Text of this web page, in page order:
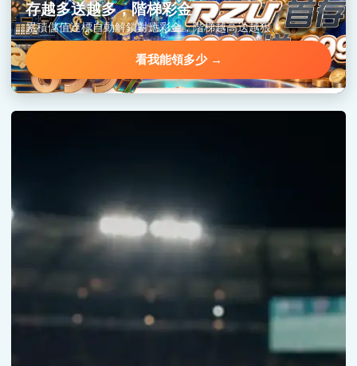
存越多送越多，階梯彩金
累積儲值達標自動解鎖對應彩金，階梯越高送越狠。
看我能領多少 →